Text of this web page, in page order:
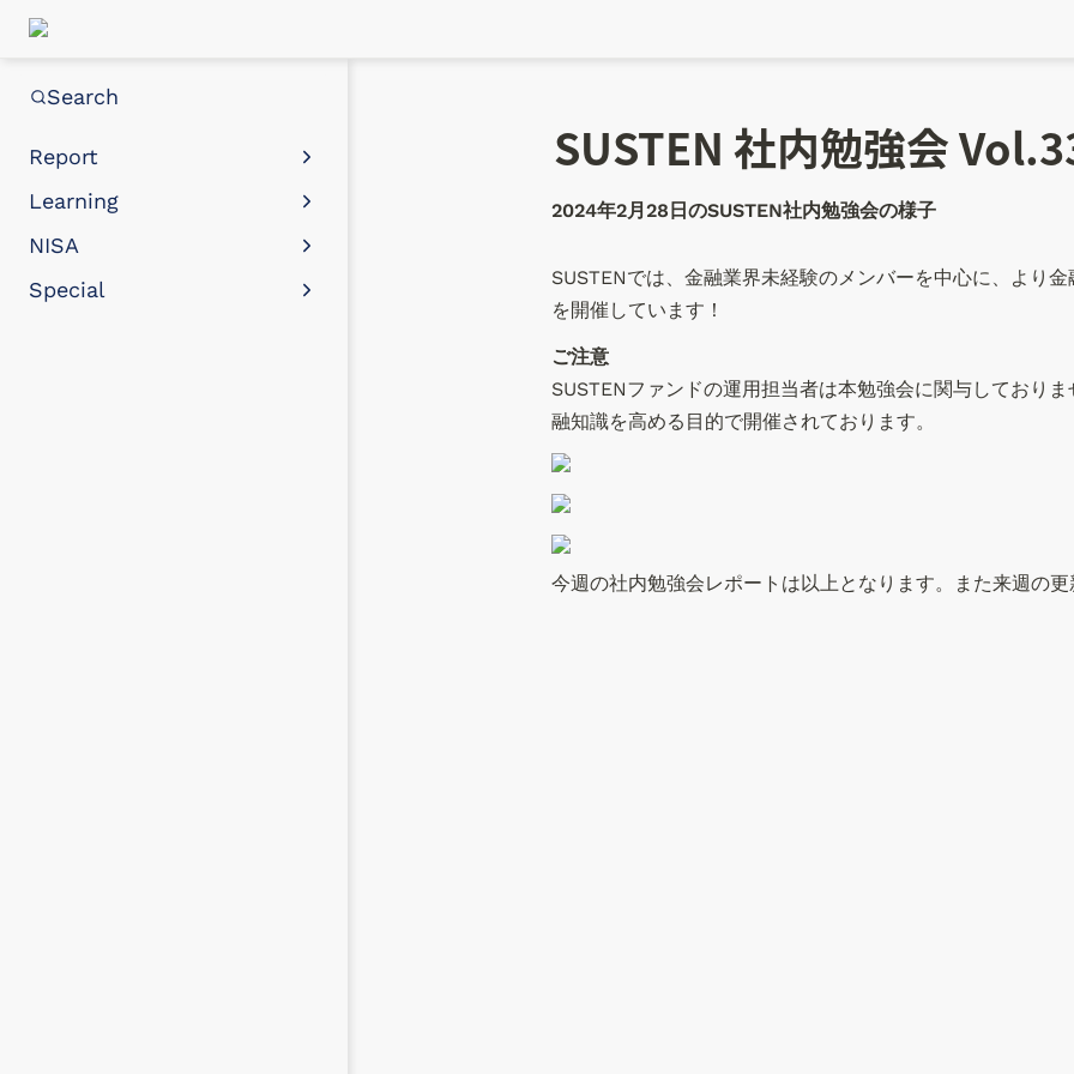
Search
Report
Learning
NISA
Special
SUSTEN 社内勉強会
2024年2月28日のSUSTEN社内勉強会の様子
SUSTENでは、金融業界未経験のメンバーを中心に、より
を開催しています！
ご注意
SUSTENファンドの運用担当者は本勉強会に関与しており
融知識を高める目的で開催されております。
今週の社内勉強会レポートは以上となります。また来週の更